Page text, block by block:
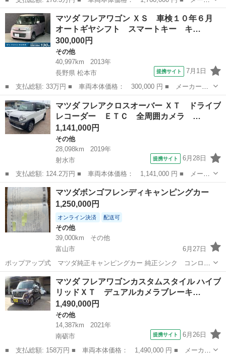
ー名： マツダ ■ 車種名： フレアクロスオーバー ■ グレード
名： ＺＴ 誤発進前後抑制 車線逸脱抑制機能 デュアルカメラブ
レーキサポ...
富山 高岡市 その他
マツダ フレアワゴン ＸＳ 車検１０年６月
オートギヤシフト スマートキー キ…
300,000円
その他
40,997km
2013年
長野県 松本市
提携サイト 7月1日
■ 支払総額: 33万円 ■ 車両本体価格： 300,000 円 ■ メーカー
名： マツダ ■ 車種名： フレアワゴン ■ グレード名： ＸＳ
車検１０年６月 オートギヤシフト スマートキー キー２個 ナ
ビ 左電動スライド...
長野 松本市 その他
マツダ フレアクロスオーバー ＸＴ ドライブ
レコーダー ＥＴＣ 全周囲カメラ …
1,141,000円
その他
28,098km
2019年
射水市
提携サイト 6月28日
■ 支払総額: 124.2万円 ■ 車両本体価格： 1,141,000 円 ■ メーカ
ー名： マツダ ■ 車種名： フレアクロスオーバー ■ グレード
名： ＸＴ ドライブレコーダー ＥＴＣ 全周囲カメラ ナビ Ｔ
Ｖ オート...
富山 射水市 その他
マツダボンゴフレンディキャンピングカー
1,250,000円
オンライン決済 配送可
その他
39,000km
その他
富山市
6月27日
ポップアップ式 マツダ純正キャンピングカー 純正シンク コンロ
冷蔵庫 ディーゼル4wd AT スタッドレス 純正シェード 網戸 外部電
源 走行距離39000km 車検切れ 倉庫保管 ハイエース買ったので手放
します 良い車です
富山 富山市 その他 キャンピングカー
マツダ フレアワゴンカスタムスタイル ハイブ
リッドＸＴ デュアルカメラブレーキ…
1,490,000円
その他
14,387km
2021年
南砺市
提携サイト 6月26日
■ 支払総額: 158万円 ■ 車両本体価格： 1,490,000 円 ■ メーカー